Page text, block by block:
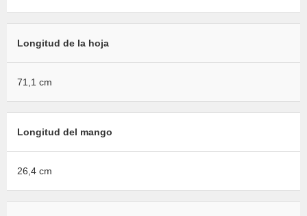
Longitud de la hoja
71,1 cm
Longitud del mango
26,4 cm